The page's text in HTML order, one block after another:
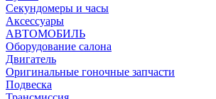
Секундомеры и часы
Аксессуары
АВТОМОБИЛЬ
Оборудование салона
Двигатель
Оригинальные гоночные запчасти
Подвеска